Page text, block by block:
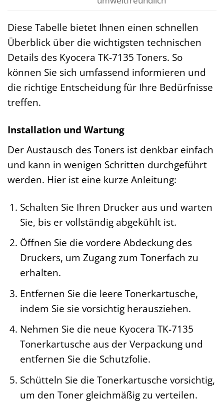
Diese Tabelle bietet Ihnen einen schnellen
Überblick über die wichtigsten technischen
Details des Kyocera TK-7135 Toners. So
können Sie sich umfassend informieren und
die richtige Entscheidung für Ihre Bedürfnisse
treffen.
Installation und Wartung
Der Austausch des Toners ist denkbar einfach
und kann in wenigen Schritten durchgeführt
werden. Hier ist eine kurze Anleitung:
Schalten Sie Ihren Drucker aus und warten
Sie, bis er vollständig abgekühlt ist.
Öffnen Sie die vordere Abdeckung des
Druckers, um Zugang zum Tonerfach zu
erhalten.
Entfernen Sie die leere Tonerkartusche,
indem Sie sie vorsichtig herausziehen.
Nehmen Sie die neue Kyocera TK-7135
Tonerkartusche aus der Verpackung und
entfernen Sie die Schutzfolie.
Schütteln Sie die Tonerkartusche vorsichtig,
um den Toner gleichmäßig zu verteilen.